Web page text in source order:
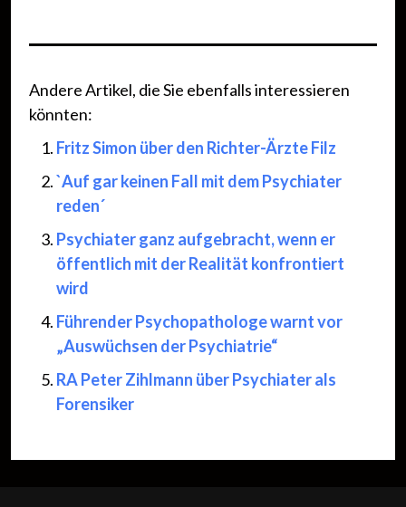
Andere Artikel, die Sie ebenfalls interessieren
könnten:
Fritz Simon über den Richter-Ärzte Filz
`Auf gar keinen Fall mit dem Psychiater
reden´
Psychiater ganz aufgebracht, wenn er
öffentlich mit der Realität konfrontiert
wird
Führender Psychopathologe warnt vor
„Auswüchsen der Psychiatrie“
RA Peter Zihlmann über Psychiater als
Forensiker